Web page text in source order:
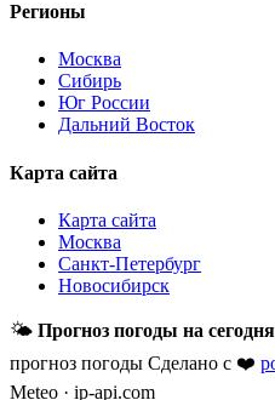
Регионы
Москва
Сибирь
Юг России
Дальний Восток
Карта сайта
Карта сайта
Москва
Санкт-Петербург
Новосибирск
🌤 Прогноз погоды на
прогноз погоды Сделано с ❤️
Meteo · ip-api.com